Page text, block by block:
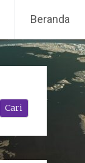
Beranda
Cari